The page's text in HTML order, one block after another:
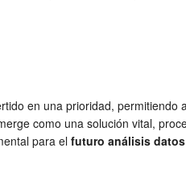
en una prioridad, permitiendo
como una solución vital,
para el futuro análisis datos